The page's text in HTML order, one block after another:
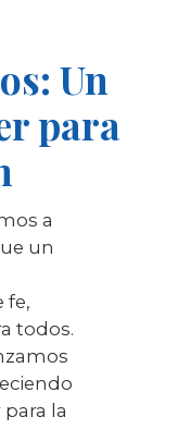
Un
para
a
un
fe,
todos.
la